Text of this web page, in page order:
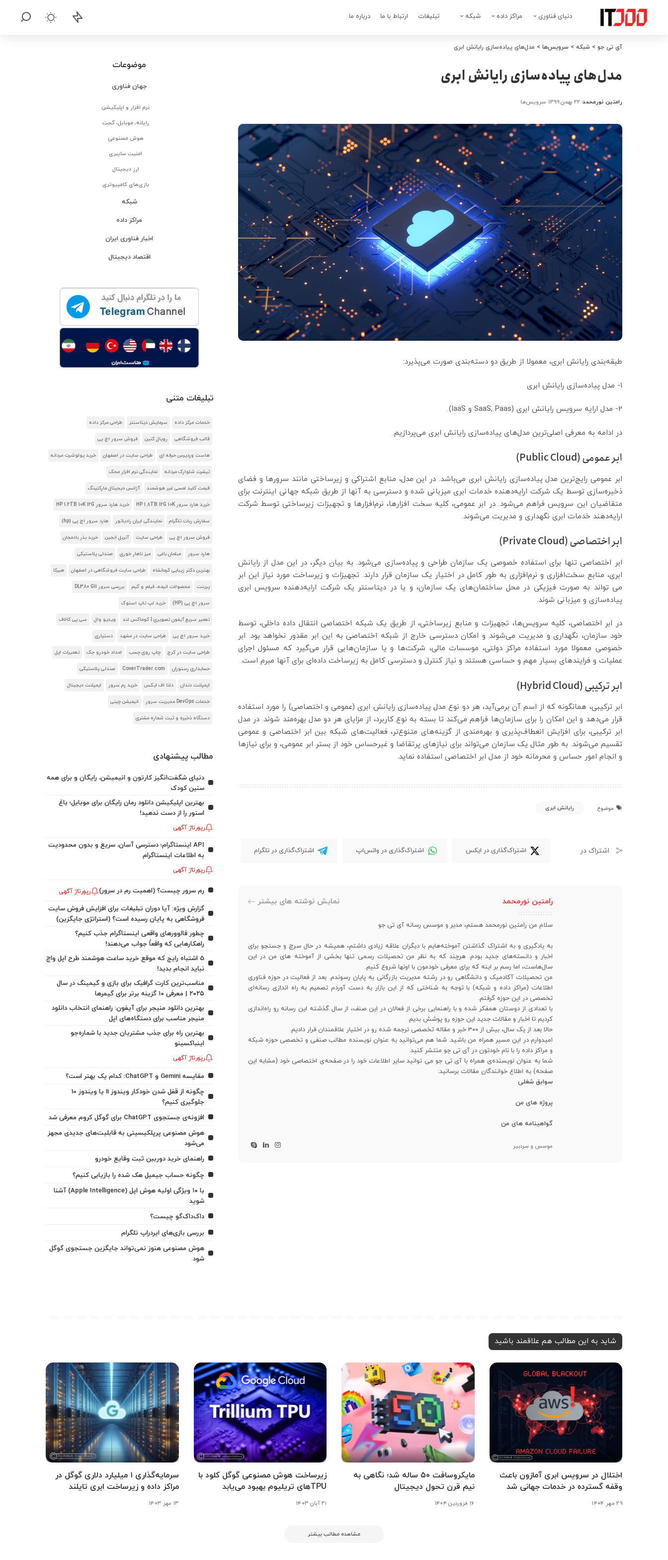
دنیای فناوری مراکز داده شبکه تبلیغات ارتباط با ما درباره ما
آی تی جو > شبکه > سرویس‌ها > مدل‌های پیاده‌سازی رایانش ابری
مدل‌های پیاده‌سازی رایانش ابری
ارسال
توسط
رامتین نورمحمد ۲۲ بهمن ۱۳۹۹ سرویس‌ها
طبقه‌بندی رایانش ابری، معمولا از طریق دو دسته‌بندی صورت می‌پذیرد:
1- مدل پیاده‌سازی رایانش ابری
2- مدل‌ ارایه سرویس رایانش ابری (SaaS, Paas و IaaS).
در ادامه به معرفی اصلی‌ترین مدل‌های پیاده‌سازی رایانش ابری می‌پردازیم.
ابر عمومی (Public Cloud)
ابر عمومی رایج‌ترین مدل پیاده‌سازی رایانش ابری می‌باشد. در این مدل، منابع اشتراکی و زیرساختی مانند سرورها و فضای
ذخیره‌سازی توسط یک شرکت ارایه‌دهنده خدمات ابری میزبانی شده و دسترسی به آنها از طریق شبکه جهانی اینترنت برای
متقاضیان این سرویس فراهم می‌شود. در ابر عمومی، کلیه سخت افزارها، نرم‌افزارها و تجهیزات زیرساختی توسط شرکت
ارایه‌دهند خدمات ابری نگهداری و مدیریت می‌شوند.
ابر اختصاصی (Private Cloud)
ابر اختصاصی تنها برای استفاده خصوصی یک سازمان طراحی و پیاده‌سازی می‌شود. به بیان دیگر، در این مدل از رایانش
ابری، منابع سخت‌افزاری و نرم‌افزاری به طور کامل در اختیار یک سازمان قرار دارند. تجهیزات و زیرساخت مورد نیاز این ابر
می تواند به صورت فیزیکی در محل ساختمان‌های یک سازمان، و یا در دیتاسنتر یک شرکت ارایه‌دهنده سرویس ابری
پیاده‌سازی و میزبانی شوند.
در ابر اختصاصی، کلیه سرویس‌ها، تجهیزات و منابع زیرساختی، از طریق یک شبکه اختصاصی انتقال داده داخلی، توسط
خود سازمان، نگهداری و مدیریت می‌شوند و امکان دسترسی خارج از شبکه اختصاصی به این ابر مقدور نخواهد بود. ابر
خصوصی معمولا مورد استفاده مراکز دولتی، موسسات مالی، شرکت‌ها و یا سازمان‌هایی قرار می‌گیرد که مسئول اجرای
عملیات و فرایندهای بسیار مهم و حساسی هستند و نیاز کنترل و دسترسی کامل به زیرساخت داده‌ای برای آنها مبرم است.
ابر ترکیبی (Hybrid Cloud)
ابر ترکیبی، همانگونه که از اسم آن برمی‌آید، هر دو نوع مدل پیاده‌سازی رایانش ابری (عمومی و اختصاصی) را مورد استفاده
قرار می‌دهد و این امکان را برای سازمان‌ها فراهم می‌کند تا بسته به نوع کاربرد، از مزایای هر دو مدل بهره‌مند شوند. در مدل
ابر ترکیبی، برای افزایش انعطاف‌پذیری و بهره‌مندی از گزینه‌های متنوع‌تر، فعالیت‌های شبکه بین ابر اختصاصی و عمومی
تقسیم می‌شوند. به طور مثال یک سازمان می‌تواند برای نیازهای پرتقاضا و غیرحساس خود از بستر ابر عمومی، و برای نیازها
و انجام امور حساس و محرمانه خود از مدل ابر اختصاصی استفاده نماید.
موضوع رایانش ابری
اشتراک در اشتراک‌گذاری در ایکس اشتراک‌گذاری در واتس‌اپ اشتراک‌گذاری در تلگرام
رامتین نورمحمد نمایش نوشته های بیشتر
سلام من رامتین نورمحمد هستم، مدیر و موسس رسانه آی تی جو
به یادگیری و به اشتراک گذاشتن آموخته‌هایم با دیگران علاقه زیادی داشتم، همیشه در حال سرچ و جستجو برای
اخبار و دانسته‌های جدید بودم. هرچند که به نظر من تحصیلات رسمی تنها بخشی از آموخته های من در این
سال‌هاست، اما رسم بر اینه که برای معرفی خودمون با اونها شروع کنیم.
من تحصیلات آکادمیک و دانشگاهی رو در رشته مدیریت بازرگانی به پایان رسوندم. بعد از فعالیت در حوزه فناوری
اطلاعات (مراکز داده و شبکه) با توجه به شناختی که از این بازار به دست آوردم تصمیم به راه اندازی رسانه‌ای
تخصصی در این حوزه گرفتم.
با تعدادی از دوستان همفکر شده و با راهنمایی برخی از فعالان در این صنف، از سال گذشته این رسانه رو راه‌اندازی
کردیم تا اخبار و مقالات جدید این حوزه رو پوشش بدیم.
حالا بعد از یک سال، بیش از ۳۰۰ خبر و مقاله تخصصی ترجمه شده رو در اختیار علاقمندان قرار دادیم.
امیدوارم در این مسیر همراه من باشید. شما هم می‌توانید به عنوان نویسنده مطالب صنفی و تخصصی حوزه شبکه
و مراکز داده را با نام خودتون در آی تی جو منتشر کنید.
شما به عنوان نویسنده‌ی همراه با آی تی جو می توانید سایر اطلاعات خود را در صفحه‌ی اختصاصی خود (مشابه این
صفحه) به اطلاع خوانندگان مقالات برسانید:
سوابق شغلی
پروژه های من
گواهینامه های من
موسس و سردبیر
موضوعات
جهان فناوری
نرم افزار و اپلیکیشن
رایانه، موبایل، گجت
هوش مصنوعی
امنیت سایبری
ارز دیجیتال
بازی‌های کامپیوتری
شبکه
مراکز داده
اخبار فناوری ایران
اقتصاد دیجیتال
تبلیغات متنی
خدمات مرکز داده سرمایش دیتاسنتر طراحی مرکز داده
قالب فروشگاهی رویال کنین فروش سرور اچ پی
هاست وردپرس حرفه ای طراحی سایت در اصفهان خرید پولوشرت مردانه
تیشرت شلوارک مردانه نمایندگی نرم افزار محک
قیمت کلید لمسی غیر هوشمند آژانس دیجیتال مارکتینگ
خرید هارد سرور HP 1.8TB 12G 10K خرید هارد سرور HP 1.2TB 10K 12G
سفارش ربات تلگرام نمایندگی ایران رادیاتور هارد سرور اچ پی (hp)
فروش سرور اچ پی طراحی سایت آنریل انجین خرید بذر بادمجان
هارد سرور مبلمان باغی میز ناهار خوری صندلی پلاستیکی
بهترین دکتر زیبایی کرمانشاه طراحی سایت فروشگاهی در اصفهان هیرکا
پرینت محصولات انیمه، فیلم و گیم بررسی سرور DL380 G11
سرور اچ پی (HP) خرید لپ تاپ استوک
تعمیر سریع آیفون تصویری | کوماکس لند ویدیو وال سی پی کالاف
خرید سرور اچ پی طراحی سایت در مشهد دستیاری
طراحی سایت در کرج چاپ روی چسب امداد خودرو جک تعمیرات اپل
حسابداری رستوران CoverTrader.com صندلی پلاستیکی
ایمپلنت دندان دلتا اف ایکس خرید رم سرور ایمپلنت دیجیتال
خدمات DevOps مدیریت سرور انیمیشن چینی
دستگاه ذخیره و ثبت شماره مشتری
مطالب پیشنهادی
دنیای شگفت‌انگیز کارتون و انیمیشن، رایگان و برای همه
سنین کودک
بهترین اپلیکیشن دانلود رمان رایگان برای موبایل؛ باغ
استور را از دست ندهید!
رپورتاژ آگهی
API اینستاگرام؛ دسترسی آسان، سریع و بدون محدودیت
به اطلاعات اینستاگرام
رپورتاژ آگهی
رم سرور چیست؟ (اهمیت رم در سرور) رپورتاژ آگهی
گزارش ویژه: آیا دوران تبلیغات برای افزایش فروش سایت
فروشگاهی به پایان رسیده است؟ (استراتژی جایگزین)
چطور فالوورهای واقعی اینستاگرام جذب کنیم؟
راهکارهایی که واقعاً جواب می‌دهند!
5 اشتباه رایج که موقع خرید ساعت هوشمند طرح اپل واچ
نباید انجام بدید!
مناسب‌ترین کارت گرافیک برای بازی و گیمینگ در سال
۲۰۲۵ | معرفی ۱۰ گزینه برتر برای گیمرها
بهترین دانلود منیجر برای آیفون: راهنمای انتخاب دانلود
منیجر مناسب برای دستگاه‌های اپل
بهترین راه برای جذب مشتریان جدید با شماره‌جو
اینباکسینو
رپورتاژ آگهی
مقایسه Gemini و ChatGPT: کدام یک بهتر است؟
چگونه از قفل شدن خودکار ویندوز 11 یا ویندوز 10
جلوگیری کنیم؟
افزونه‌ی جستجوی ChatGPT برای گوگل کروم معرفی شد
هوش مصنوعی پرپلکیسیتی به قابلیت‌های جدیدی مجهز
می‌شود
راهنمای خرید دوربین ثبت وقایع خودرو
چگونه حساب جیمیل هک شده را بازیابی کنیم؟
با ۱۰ ویژگی اولیه هوش اپل (Apple Intelligence) آشنا
شوید
داک‌داک‌گو چیست؟
بررسی بازی‌های ایردراپ تلگرام
هوش مصنوعی هنوز نمی‌تواند جایگزین جستجوی گوگل
شود
شاید به این مطالب هم علاقمند باشید
اختلال در سرویس ابری آمازون باعث
وقفه گسترده در خدمات جهانی شد
۲۹ مهر ۱۴۰۴
مایکروسافت ۵۰ ساله شد؛ نگاهی به
نیم قرن تحول دیجیتال
۱۶ فروردین ۱۴۰۴
زیرساخت هوش مصنوعی گوگل کلود با
TPUهای تریلیوم بهبود می‌یابد
۲۱ آبان ۱۴۰۳
سرمایه‌گذاری ۱ میلیارد دلاری گوگل در
مراکز داده و زیرساخت ابری تایلند
۱۳ مهر ۱۴۰۳
مشاهده مطالب بیشتر